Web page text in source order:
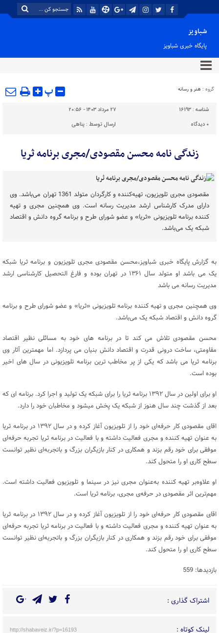
شباویز
پایگاه خبری شباویز
گروه : هنر و رسانه پ
شناسه : 16193
۲۷ مرداد ۱۴۰۳ - ۲۰:۵۶
۰ دیدگاه ارسال توسط :پناهی
زندگی نامه محسن مقصودی/مجری برنامه ثریا
مقصودی مجری تلویزیون، تهیه‌کننده و کارگردان متولد 1361 تهران می‌باشد. وی
دارای مدرک کارشناس ارشد مدیریت رسانه است. وی همچنین مجری و تهیه
کننده برنامه تلویزیونی «ثریا» و عضو شورای طرح و برنامه گروه دانش و اقتصاد
شبکه یک می‌باشد.
به گزارش پایگاه خبری شباویز،محسن مقصودی مجری تلویزیون و برنامه ثریا شبکه
یک می باشد او متولد سال ۱۳۶۱ در تهران بوده و فارغ التحصیل کارشناسی ارشد
مدیریت رسانه می باشد
وی همچنین مجری و تهیه کننده برنامه تلویزیونی «ثریا» و عضو شورای طرح و برنامه
گروه دانش و اقتصاد شبکه یک می‌باشد.
محسن مقصودی تلاش می کند تا در برنامه های خود به مسائلی نظیر اقتصاد
مقاومتی، ساخت درونی قدرت و اقتصاد دانش بنیان می پردازد. اما مهمترین آثار وی
برنامه ثریا می باشد که یکی از پر مخاطب ترین برنامه تلویزیونی در سال های اخیر
بوده است.
او برای اولین در سال ۱۳۹۲ برنامه ثریا را برای شبکه یک تولید و اجرا کرد. برنامه ای که
بعد از گذشت چند سال هنوز از شبکه یک پخش میشود و مخاطبان خود را دارد.
اقای مقصودی کار حرفه‌ای خود را از تلویزیون آغاز کرده و در سال ۱۳۹۲ در برنامه ثریا
به عنوان تهیه کننده و مجری فعالیت داشته و با فعالیت در برنامه ثریا تجربه حرفه‌ای
موفقی برای خود رقم بزند و همکاری در کنار بازیگران بزرگ و باتجربه‌ای نظیر توانست
سطح کاری او را متحول کند.
او علاوه‌بر تهیه کننده به‌عنوان مجری نیز در سینما و تلویزیون فعالیت داشته است.
مهم‌ترین اثر مقصودی در حرفه‌ی مجری، برنامه ثریا است.
اقای مقصودی کار حرفه‌ای خود را از تلویزیون آغاز کرده و در سال ۱۳۹۲ در برنامه ثریا
به عنوان تهیه کننده و مجری فعالیت داشته و با فعالیت در برنامه ثریا تجربه حرفه‌ای
موفقی برای خود رقم بزند و همکاری در کنار بازیگران بزرگ و باتجربه‌ای نظیر توانست
سطح کاری او را متحول کند.
بازدیدها: 559
اشتراک گذاری :
لینک کوتاه : http://shabaveiz.ir/?p=16193